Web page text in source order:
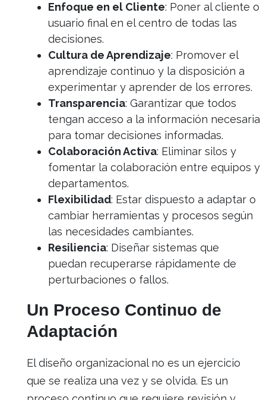
Enfoque en el Cliente: Poner al cliente o
usuario final en el centro de todas las
decisiones.
Cultura de Aprendizaje: Promover el
aprendizaje continuo y la disposición a
experimentar y aprender de los errores.
Transparencia: Garantizar que todos
tengan acceso a la información necesaria
para tomar decisiones informadas.
Colaboración Activa: Eliminar silos y
fomentar la colaboración entre equipos y
departamentos.
Flexibilidad: Estar dispuesto a adaptar o
cambiar herramientas y procesos según
las necesidades cambiantes.
Resiliencia: Diseñar sistemas que
puedan recuperarse rápidamente de
perturbaciones o fallos.
Un Proceso Continuo de
Adaptación
El diseño organizacional no es un ejercicio
que se realiza una vez y se olvida. Es un